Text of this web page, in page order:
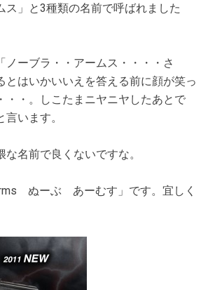
ス」と3種類の名前で呼ばれました
ノーブラ・・アームス・・・・さ
とはいかいいえを答える前に顔が笑っ
・・。しこたまニヤニヤしたあとで
言います。
な名前で良くないですな。
ぬーぶ あーむす」です。宜しく